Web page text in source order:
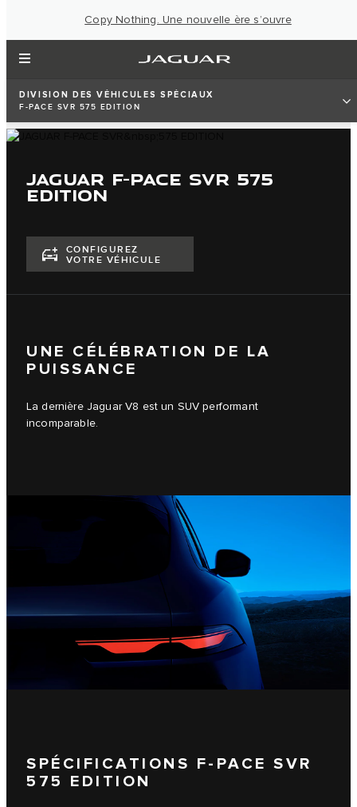
Copy Nothing. Une nouvelle ère s’ouvre
DIVISION DES VÉHICULES SPÉCIAUX
F-PACE SVR 575 EDITION
JAGUAR F-PACE SVR 575
EDITION
CONFIGUREZ
VOTRE VÉHICULE
UNE CÉLÉBRATION DE LA
PUISSANCE
La dernière Jaguar V8 est un SUV performant
incomparable.
SPÉCIFICATIONS F-PACE SVR
575 EDITION